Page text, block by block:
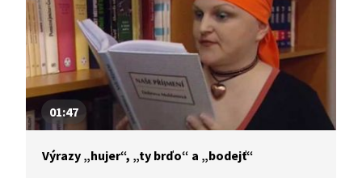
01:47
Výrazy „hujer“, „ty brďo“ a „bodejť“